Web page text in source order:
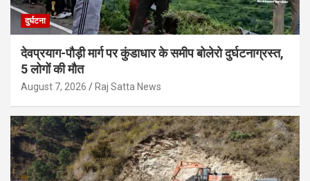
दुर्घटना
देवप्रयाग-पौड़ी मार्ग पर कुंडाधार के समीप बोलेरो दुर्घटनाग्रस्त,
5 लोगों की मौत
August 7, 2026 Raj Satta News